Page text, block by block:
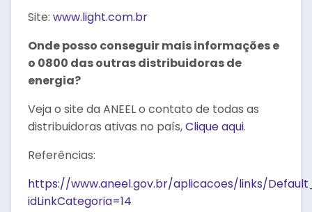
Site: www.light.com.br
Onde posso conseguir mais informações e
o 0800 das outras distribuidoras de
energia?
Veja o site da ANEEL o contato de todas as
distribuidoras ativas no país,Clique aqui.
Referências:
https://www.aneel.gov.br/aplicacoes/links/
idLinkCategoria=14